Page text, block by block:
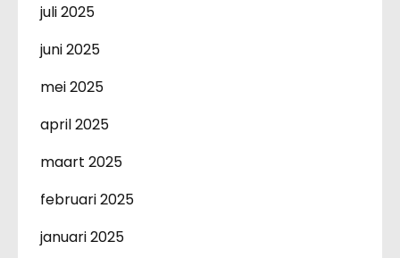
juli 2025
juni 2025
mei 2025
april 2025
maart 2025
februari 2025
januari 2025